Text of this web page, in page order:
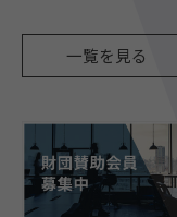
一覧を見る